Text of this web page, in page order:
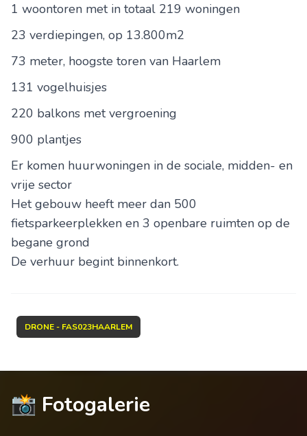
1 woontoren met in totaal 219 woningen
23 verdiepingen, op 13.800m2
73 meter, hoogste toren van Haarlem
131 vogelhuisjes
220 balkons met vergroening
900 plantjes
Er komen huurwoningen in de sociale, midden- en
vrije sector
Het gebouw heeft meer dan 500
fietsparkeerplekken en 3 openbare ruimten op de
begane grond
De verhuur begint binnenkort.
DRONE - FAS023HAARLEM
📸 Fotogalerie